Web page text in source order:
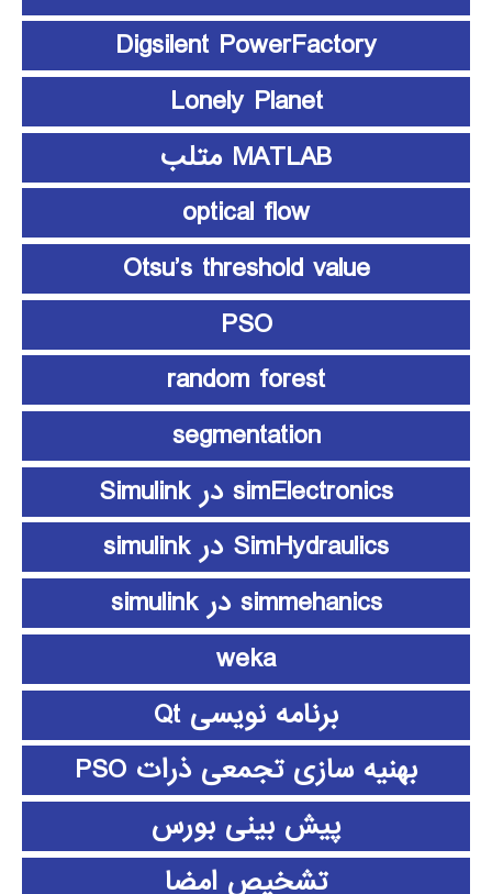
Digsilent PowerFactory
Lonely Planet
MATLAB متلب
optical flow
Otsu’s threshold value
PSO
random forest
segmentation
simElectronics در Simulink
SimHydraulics در simulink
simmehanics در simulink
weka
برنامه نویسی Qt
بهنیه سازی تجمعی ذرات PSO
پیش بینی بورس
تشخیص امضا